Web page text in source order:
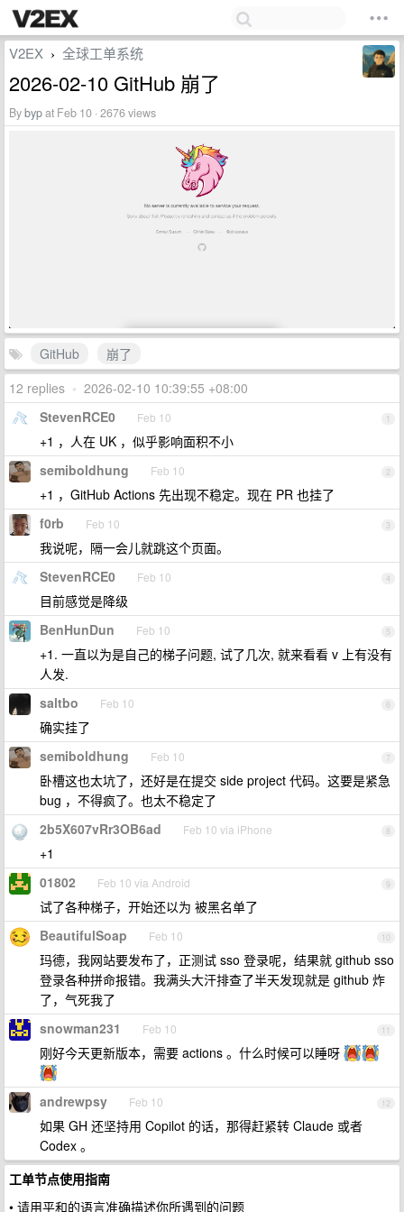
V2EX › 全球工单系统
2026-02-10 GitHub 崩了
Bybypat Feb 10 · 2676 views
GitHub
崩了
12 replies • 2026-02-10 10:39:55 +08:00
1
StevenRCE0 Feb 10
+1 ，人在 UK ，似乎影响面积不小
2
semiboldhung Feb 10
+1 ，GitHub Actions 先出现不稳定。现在 PR 也挂了
3
f0rb Feb 10
我说呢，隔一会儿就跳这个页面。
4
StevenRCE0 Feb 10
目前感觉是降级
5
BenHunDun Feb 10
+1. 一直以为是自己的梯子问题, 试了几次, 就来看看 v 上有没有
人发.
6
saltbo Feb 10
确实挂了
7
semiboldhung Feb 10
卧槽这也太坑了，还好是在提交 side project 代码。这要是紧急
bug ，不得疯了。也太不稳定了
8
2b5X607vRr3OB6ad Feb 10 via iPhone
+1
9
01802 Feb 10 via Android
试了各种梯子，开始还以为 被黑名单了
10
BeautifulSoap Feb 10
玛德，我网站要发布了，正测试 sso 登录呢，结果就 github sso
登录各种拼命报错。我满头大汗排查了半天发现就是 github 炸
了，气死我了
11
snowman231 Feb 10
刚好今天更新版本，需要 actions 。什么时候可以睡呀
12
andrewpsy Feb 10
如果 GH 还坚持用 Copilot 的话，那得赶紧转 Claude 或者
Codex 。
工单节点使用指南
• 请用平和的语言准确描述你所遇到的问题